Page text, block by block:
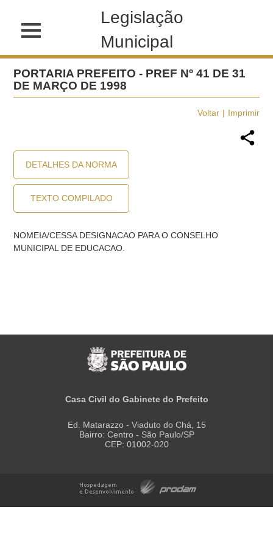
Legislação
Municipal
PORTARIA PREFEITO - PREF Nº 41 DE 31
DE MARÇO DE 1998
Voltar Imprimir
DETALHES DA NORMA
TEXTO COMPILADO
NOMEIA/CESSA DESIGNACAO PARA O CONSELHO
MUNICIPAL DE EDUCACAO.
Casa Civil do Gabinete do Prefeito
Ed. Matarazzo - Viaduto do Chá, 15
Bairro: Centro - São Paulo/SP
CEP: 01002-020